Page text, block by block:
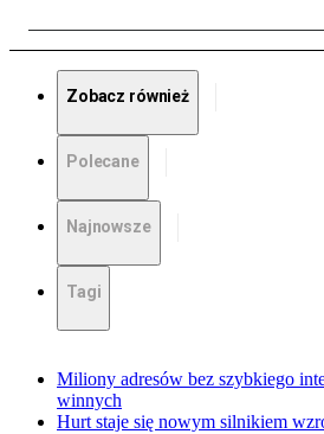
Zobacz również
Polecane
Najnowsze
Tagi
Miliony adresów bez szybkiego
winnych
Hurt staje się nowym silnikiem